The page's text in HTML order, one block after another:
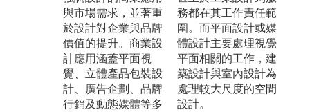
與市場需求，並著重
於設計對企業與品牌
價值的提升。商業設
計應用涵蓋平面視
覺、立體產品包裝設
計、廣告企劃、品牌
行銷及動態媒體等多
務都在其工作責任範
圍。而平面設計或媒
體設計主要處理視覺
平面相關的工作，建
築設計與室內設計為
處理較大尺度的空間
設計。